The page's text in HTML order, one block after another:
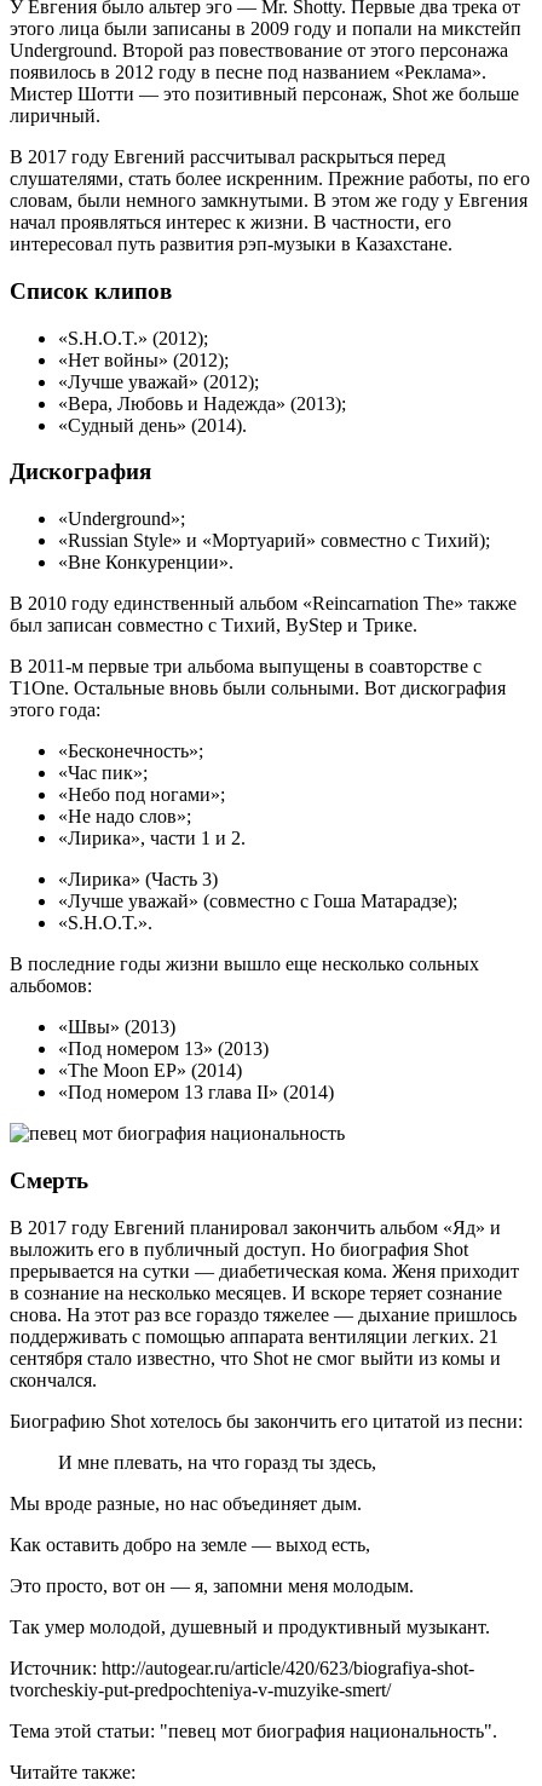
У Евгения было альтер эго — Mr. Shotty. Первые два трека от
этого лица были записаны в 2009 году и попали на микстейп
Underground. Второй раз повествование от этого персонажа
появилось в 2012 году в песне под названием «Реклама».
Мистер Шотти — это позитивный персонаж, Shot же больше
лиричный.
В 2017 году Евгений рассчитывал раскрыться перед
слушателями, стать более искренним. Прежние работы, по его
словам, были немного замкнутыми. В этом же году у Евгения
начал проявляться интерес к жизни. В частности, его
интересовал путь развития рэп-музыки в Казахстане.
Список клипов
«S.H.O.T.» (2012);
«Нет войны» (2012);
«Лучше уважай» (2012);
«Вера, Любовь и Надежда» (2013);
«Судный день» (2014).
Дискография
«Underground»;
«Russian Style» и «Мортуарий» совместно с Тихий);
«Вне Конкуренции».
В 2010 году единственный альбом «Reincarnation The» также
был записан совместно с Тихий, ByStep и Трике.
В 2011-м первые три альбома выпущены в соавторстве с
T1One. Остальные вновь были сольными. Вот дискография
этого года:
«Бесконечность»;
«Час пик»;
«Небо под ногами»;
«Не надо слов»;
«Лирика», части 1 и 2.
«Лирика» (Часть 3)
«Лучше уважай» (совместно с Гоша Матарадзе);
«S.H.O.T.».
В последние годы жизни вышло еще несколько сольных
альбомов:
«Швы» (2013)
«Под номером 13» (2013)
«The Moon EP» (2014)
«Под номером 13 глава II» (2014)
Смерть
В 2017 году Евгений планировал закончить альбом «Яд» и
выложить его в публичный доступ. Но биография Shot
прерывается на сутки — диабетическая кома. Женя приходит
в сознание на несколько месяцев. И вскоре теряет сознание
снова. На этот раз все гораздо тяжелее — дыхание пришлось
поддерживать с помощью аппарата вентиляции легких. 21
сентября стало известно, что Shot не смог выйти из комы и
скончался.
Биографию Shot хотелось бы закончить его цитатой из песни:
И мне плевать, на что горазд ты здесь,
Мы вроде разные, но нас объединяет дым.
Как оставить добро на земле — выход есть,
Это просто, вот он — я, запомни меня молодым.
Так умер молодой, душевный и продуктивный музыкант.
Источник: http://autogear.ru/article/420/623/biografiya-shot-
tvorcheskiy-put-predpochteniya-v-muzyike-smert/
Тема этой статьи: "певец мот биография национальность".
Читайте также: